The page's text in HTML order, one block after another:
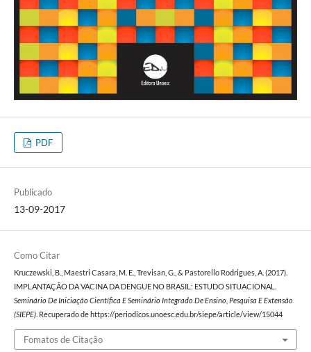
PDF
Publicado
13-09-2017
Como Citar
Kruczewski, B., Maestri Casara, M. E., Trevisan, G., & Pastorello Rodrigues, A. (2017).
IMPLANTAÇÃO DA VACINA DA DENGUE NO BRASIL: ESTUDO SITUACIONAL.
Seminário De Iniciação Científica E Seminário Integrado De Ensino, Pesquisa E Extensão
(SIEPE). Recuperado de https://periodicos.unoesc.edu.br/siepe/article/view/15044
Fomatos de Citação